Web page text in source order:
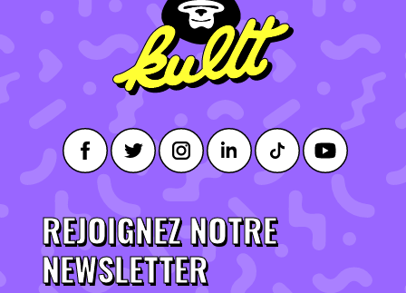
REJOIGNEZ NOTRE
NEWSLETTER